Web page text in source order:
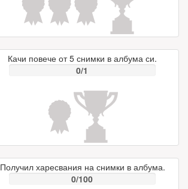
Качи повече от 5 снимки в албума си.
0/1
Получил харесвания на снимки в албума.
0/100